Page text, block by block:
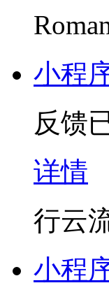
小程
反馈
详情
行云
小程